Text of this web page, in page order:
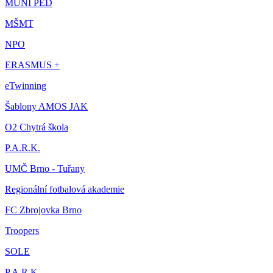
MUNI PED
MŠMT
NPO
ERASMUS +
eTwinning
Šablony AMOS JAK
O2 Chytrá škola
P.A.R.K.
UMČ Brno - Tuřany
Regionální fotbalová akademie
FC Zbrojovka Brno
Troopers
SOLE